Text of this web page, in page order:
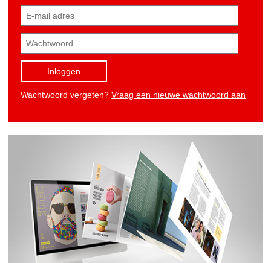
Inloggen
Wachtwoord vergeten? Vraag een nieuwe wachtwoord aan